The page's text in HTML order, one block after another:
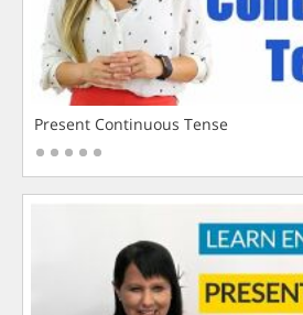
Present Continuous Tense